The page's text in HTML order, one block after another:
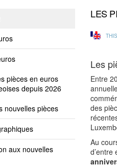
pièces en euros
depuis 2026
nouvelles pièces
aux nouvelles
LES
Les
Entre
des
Au
d’entre